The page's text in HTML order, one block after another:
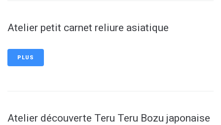
Atelier petit carnet reliure asiatique
PLUS
Atelier découverte Teru Teru Bozu japonaise